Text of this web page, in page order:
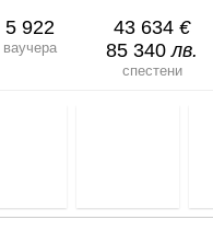
5 922
ваучера
43 634 €
85 340лв.
спестени